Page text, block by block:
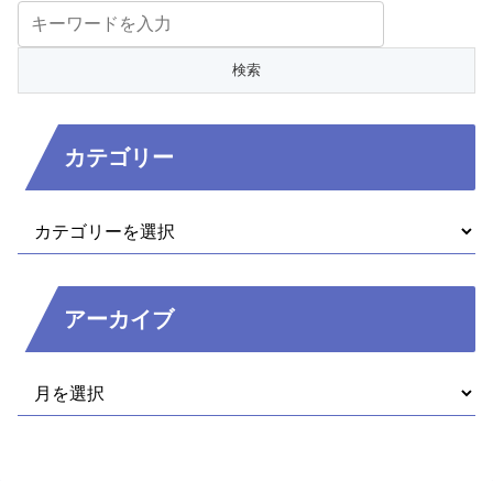
カテゴリー
アーカイブ